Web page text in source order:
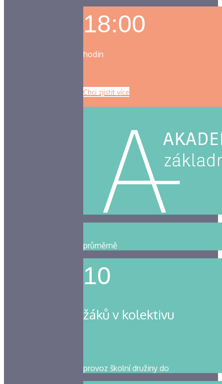
18:00
hodin
Chci zjistit více
průměrně
10
žáků v kolektivu
provoz školní družiny do